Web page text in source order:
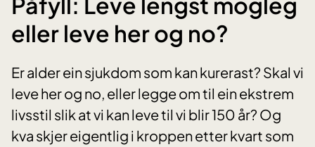
eller leve her og no?
Er alder ein sjukdom som kan kurerast? Skal vi
leve her og no, eller legge om til ein ekstrem
livsstil slik at vi kan leve til vi blir 150 år? Og
kva skjer eigentlig i kroppen etter kvart som